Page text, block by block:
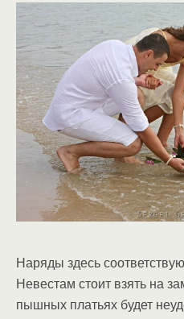
Наряды здесь
Невестам стоит взять на
пышных платьях будет